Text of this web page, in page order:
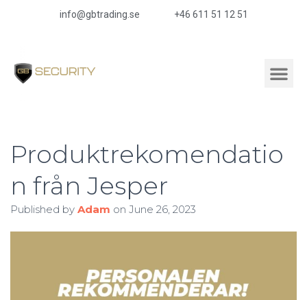
info@gbtrading.se +46 611 51 12 51
Produktrekomendatio
n från Jesper
Published by Adam on June 26, 2023